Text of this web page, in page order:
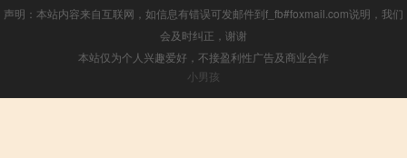
声明：本站内容来自互联网，如信息有错误可发邮件到f_fb#foxmail.com说明，我们
会及时纠正，谢谢
本站仅为个人兴趣爱好，不接盈利性广告及商业合作
小男孩